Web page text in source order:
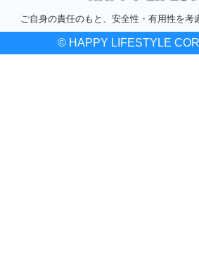
ご自身の責任のもと、安全性・有用性を考
© HAPPY LIFESTYLE